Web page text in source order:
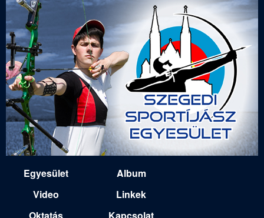
Ugrás
a
tartalomra
Egyesület
Album
Video
Linkek